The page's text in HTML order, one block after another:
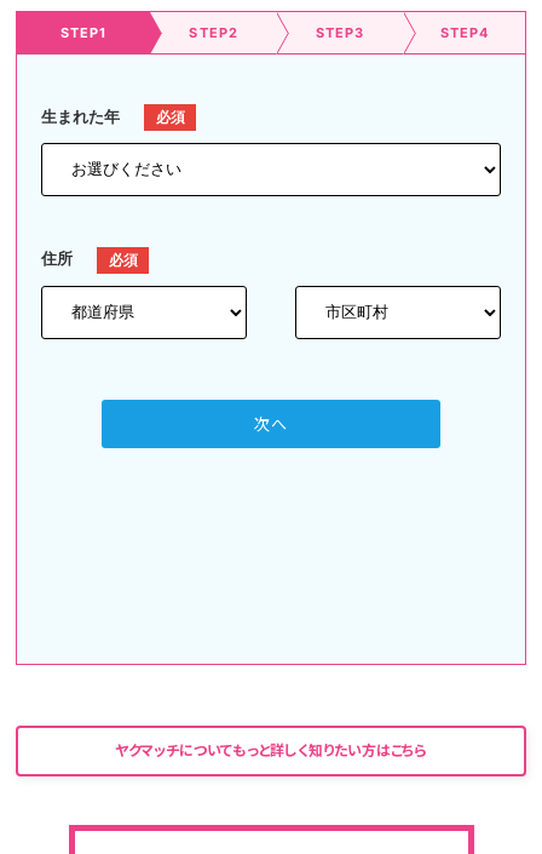
STEP1 STEP2 STEP3 STEP4
生まれた年
住所
次へ
ヤクマッチについてもっと詳しく知りたい方はこちら